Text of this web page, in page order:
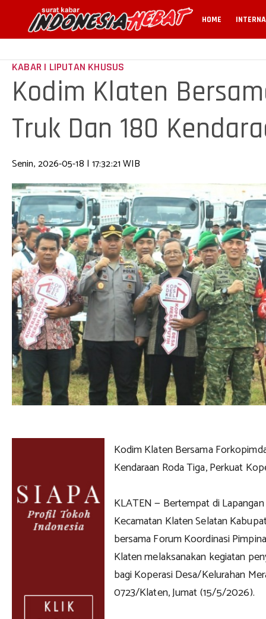
HOME
KABAR | LIPUTAN KHUSUS
Kodim Klaten
Truk Dan 180
Koperasi Desa
Senin, 2026-05-18 | 17:32:21 WIB
Kodim Klaten Bersama
Kendaraan Roda Tiga, Perkuat
KLATEN — Bertempat di
Kecamatan Klaten Selatan
bersama Forum Koordinasi
Klaten melaksanakan kegiatan
bagi Koperasi Desa/Kelurahan
0723/Klaten, Jumat (15/5/2026).